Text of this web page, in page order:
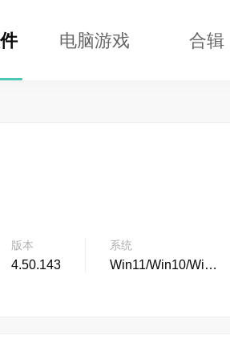
电脑游戏 合辑
版本
4.50.143
系统
Win11/Win10/Win8...